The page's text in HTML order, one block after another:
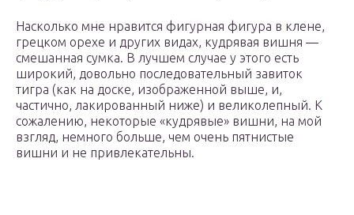
Насколько мне нравится фигурная фигура в клене,
грецком орехе и других видах, кудрявая вишня —
смешанная сумка. В лучшем случае у этого есть
широкий, довольно последовательный завиток
тигра (как на доске, изображенной выше, и,
частично, лакированный ниже) и великолепный. К
сожалению, некоторые «кудрявые» вишни, на мой
взгляд, немного больше, чем очень пятнистые
вишни и не привлекательны.